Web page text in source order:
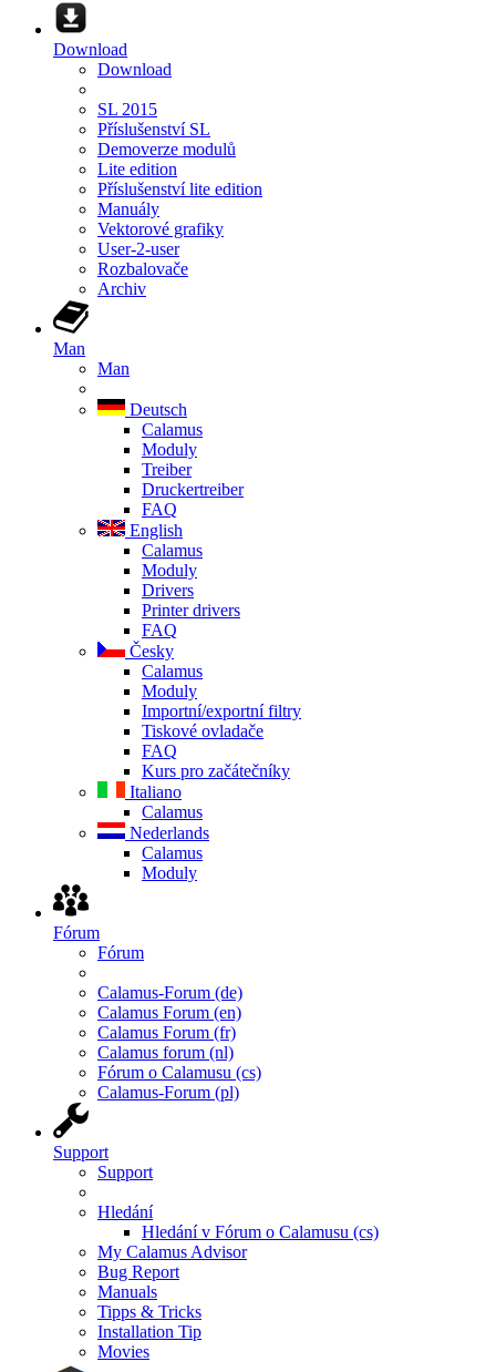
Download
Download
SL 2015
Příslušenství SL
Demoverze modulů
Lite edition
Příslušenství lite edition
Manuály
Vektorové grafiky
User-2-user
Rozbalovače
Archiv
Man
Man
Deutsch
Calamus
Moduly
Treiber
Druckertreiber
FAQ
English
Calamus
Moduly
Drivers
Printer drivers
FAQ
Česky
Calamus
Moduly
Importní/exportní filtry
Tiskové ovladače
FAQ
Kurs pro začátečníky
Italiano
Calamus
Nederlands
Calamus
Moduly
Fórum
Fórum
Calamus-Forum (de)
Calamus Forum (en)
Calamus Forum (fr)
Calamus forum (nl)
Fórum o Calamusu (cs)
Calamus-Forum (pl)
Support
Support
Hledání
Hledání v Fórum o Calamusu (cs)
My Calamus Advisor
Bug Report
Manuals
Tipps & Tricks
Installation Tip
Movies